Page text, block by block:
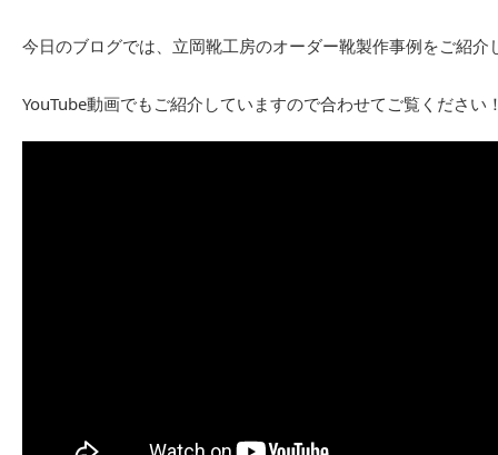
今日のブログでは、立岡靴工房のオーダー靴製作事例をご紹介
YouTube動画でもご紹介していますので合わせてご覧ください